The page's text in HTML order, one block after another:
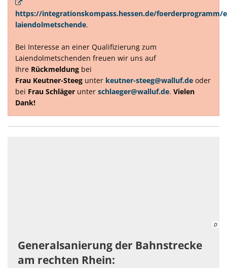
https://integrationskompass.hessen.de/foerderprogramm/
laiendolmetschende.
Bei Interesse an einer Qualifizierung zum
Laiendolmetschenden freuen wir uns auf
Ihre Rückmeldung bei
Frau Keutner-Steeg unter keutner-steeg@walluf.de oder
bei Frau Schläger unter schlaeger@walluf.de. Vielen
Dank!
D
Generalsanierung der Bahnstrecke
am rechten Rhein: